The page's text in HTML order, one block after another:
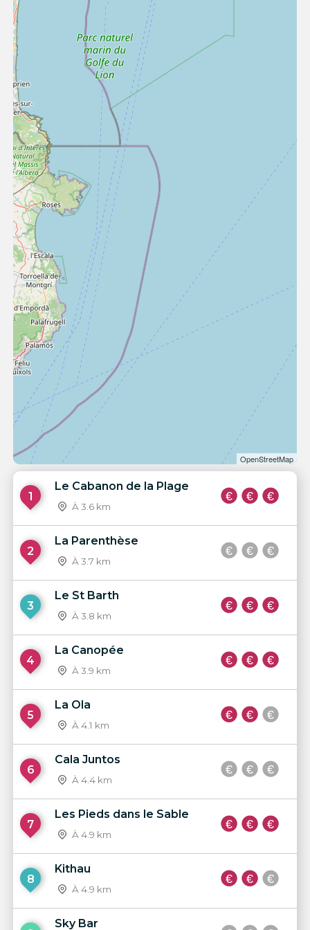
OpenStreetMap
1
Le Cabanon de la Plage
À 3.6 km
2
La Parenthèse
À 3.7 km
3
Le St Barth
À 3.8 km
4
La Canopée
À 3.9 km
5
La Ola
À 4.1 km
6
Cala Juntos
À 4.4 km
7
Les Pieds dans le Sable
À 4.9 km
8
Kithau
À 4.9 km
Sky Bar